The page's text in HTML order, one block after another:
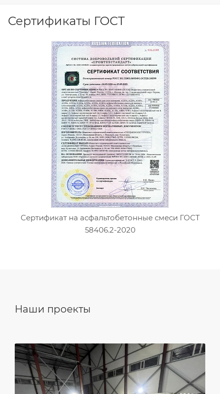
Сертификаты ГОСТ
Сертификат на асфальтобетонные смеси ГОСТ
58406.2-2020
Наши проекты